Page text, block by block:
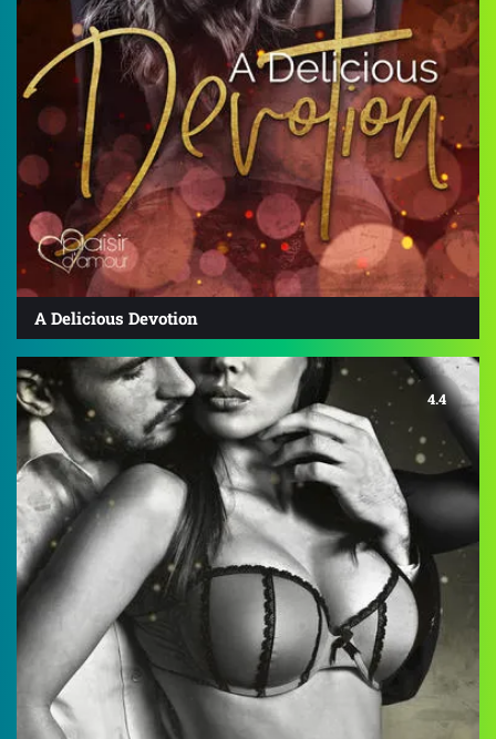
A Delicious Devotion
4.4